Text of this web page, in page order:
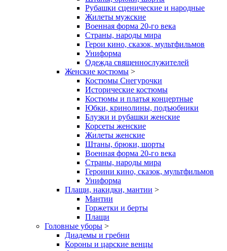
Рубашки сценические и народные
Жилеты мужские
Военная форма 20-го века
Страны, народы мира
Герои кино, сказок, мультфильмов
Униформа
Одежда священнослужителей
Женские костюмы >
Костюмы Снегурочки
Исторические костюмы
Костюмы и платья концертные
Юбки, кринолины, подъюбники
Блузки и рубашки женские
Корсеты женские
Жилеты женские
Штаны, брюки, шорты
Военная форма 20-го века
Страны, народы мира
Героини кино, сказок, мультфильмов
Униформа
Плащи, накидки, мантии >
Мантии
Горжетки и берты
Плащи
Головные уборы >
Диадемы и гребни
Короны и царские венцы